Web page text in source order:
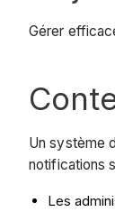
Gérer
Un système
notifications
Les